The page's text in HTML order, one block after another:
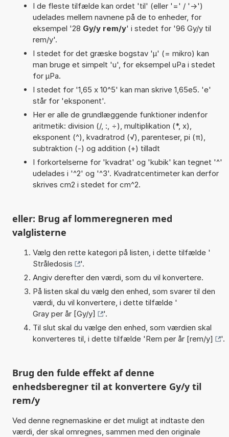
I de fleste tilfælde kan ordet 'til' (eller '=' / '->')
udelades mellem navnene på de to enheder, for
eksempel '28 Gy/y rem/y' i stedet for '96 Gy/y til
rem/y'.
I stedet for det græske bogstav 'µ' (= mikro) kan
man bruge et simpelt 'u', for eksempel uPa i stedet
for µPa.
I stedet for '1,65 x 10^5' kan man skrive 1,65e5. 'e'
står for 'eksponent'.
Her er alle de grundlæggende funktioner indenfor
aritmetik: division (/, :, ÷), multiplikation (*, x),
eksponent (^), kvadratrod (√), parenteser, pi (π),
subtraktion (-) og addition (+) tilladt
I forkortelserne for 'kvadrat' og 'kubik' kan tegnet '^'
udelades i '^2' og '^3'. Kvadratcentimeter kan derfor
skrives cm2 i stedet for cm^2.
eller: Brug af lommeregneren med
valglisterne
Vælg den rette kategori på listen, i dette tilfælde '
Stråledosis
'.
Angiv derefter den værdi, som du vil konvertere.
På listen skal du vælg den enhed, som svarer til den
værdi, du vil konvertere, i dette tilfælde '
Gray per år [Gy/y]
'.
Til slut skal du vælge den enhed, som værdien skal
konverteres til, i dette tilfælde 'Rem per år [rem/y] '.
Brug den fulde effekt af denne
enhedsberegner til at konvertere Gy/y til
rem/y
Ved denne regnemaskine er det muligt at indtaste den
værdi, der skal omregnes, sammen med den originale